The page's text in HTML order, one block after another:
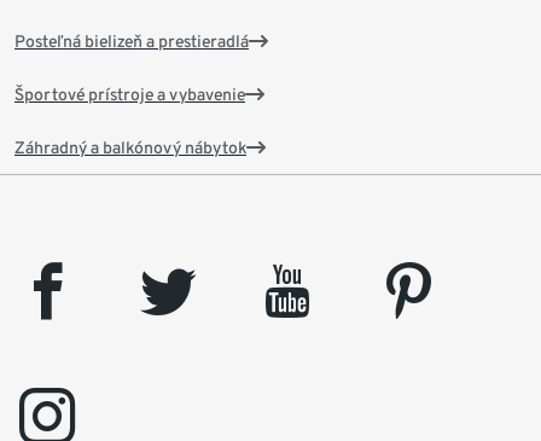
Posteľná bielizeň a prestieradlá
Športové prístroje a vybavenie
Záhradný a balkónový nábytok
facebook twitter youtube
pinterest
instagram